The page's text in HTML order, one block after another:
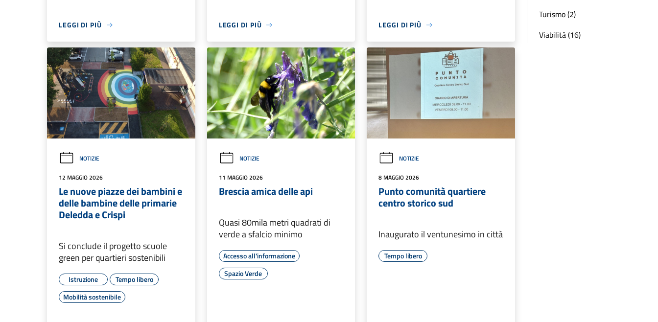
LEGGI DI PIÙ LEGGI DI PIÙ LEGGI DI PIÙ
NOTIZIE
12 MAGGIO 2026
Le nuove piazze dei bambini e
delle bambine delle primarie
Deledda e Crispi
Si conclude il progetto scuole
green per quartieri sostenibili
Istruzione
Tempo libero
Mobilità sostenibile
NOTIZIE
11 MAGGIO 2026
Brescia amica delle api
Quasi 80mila metri quadrati di
verde a sfalcio minimo
Accesso all'informazione
Spazio Verde
NOTIZIE
8 MAGGIO 2026
Punto comunità quartiere
centro storico sud
Inaugurato il ventunesimo in città
Tempo libero
Turismo (2)
Viabilità (16)